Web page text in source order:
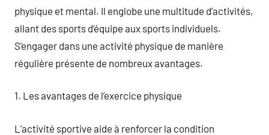
physique et mental. Il englobe une multitude d’activités,
allant des sports d’équipe aux sports individuels.
S’engager dans une activité physique de manière
régulière présente de nombreux avantages.
1. Les avantages de l’exercice physique
L’activité sportive aide à renforcer la condition